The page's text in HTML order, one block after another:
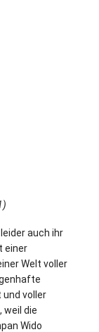
auch ihr
einer
Welt voller
und voller
weil die
Wido